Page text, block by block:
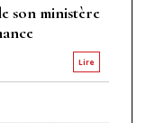
son ministère
Lire